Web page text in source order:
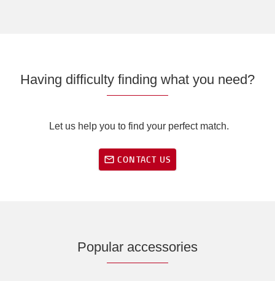
Having difficulty finding what you need?
Let us help you to find your perfect match.
CONTACT US
Popular accessories